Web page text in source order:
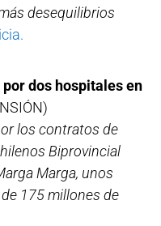
desequilibrios
por dos hospitales en
los contratos de
Biprovincial
Marga, unos
175 millones de